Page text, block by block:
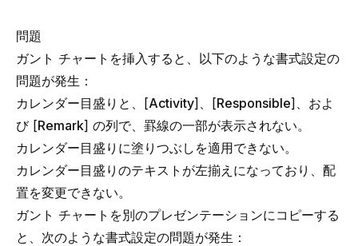
問題
ガント チャートを挿入すると、以下のような書式設定の
問題が発生：
カレンダー目盛りと、[Activity]、[Responsible]、およ
び [Remark] の列で、罫線の一部が表示されない。
カレンダー目盛りに塗りつぶしを適用できない。
カレンダー目盛りのテキストが左揃えになっており、配
置を変更できない。
ガント チャートを別のプレゼンテーションにコピーする
と、次のような書式設定の問題が発生：